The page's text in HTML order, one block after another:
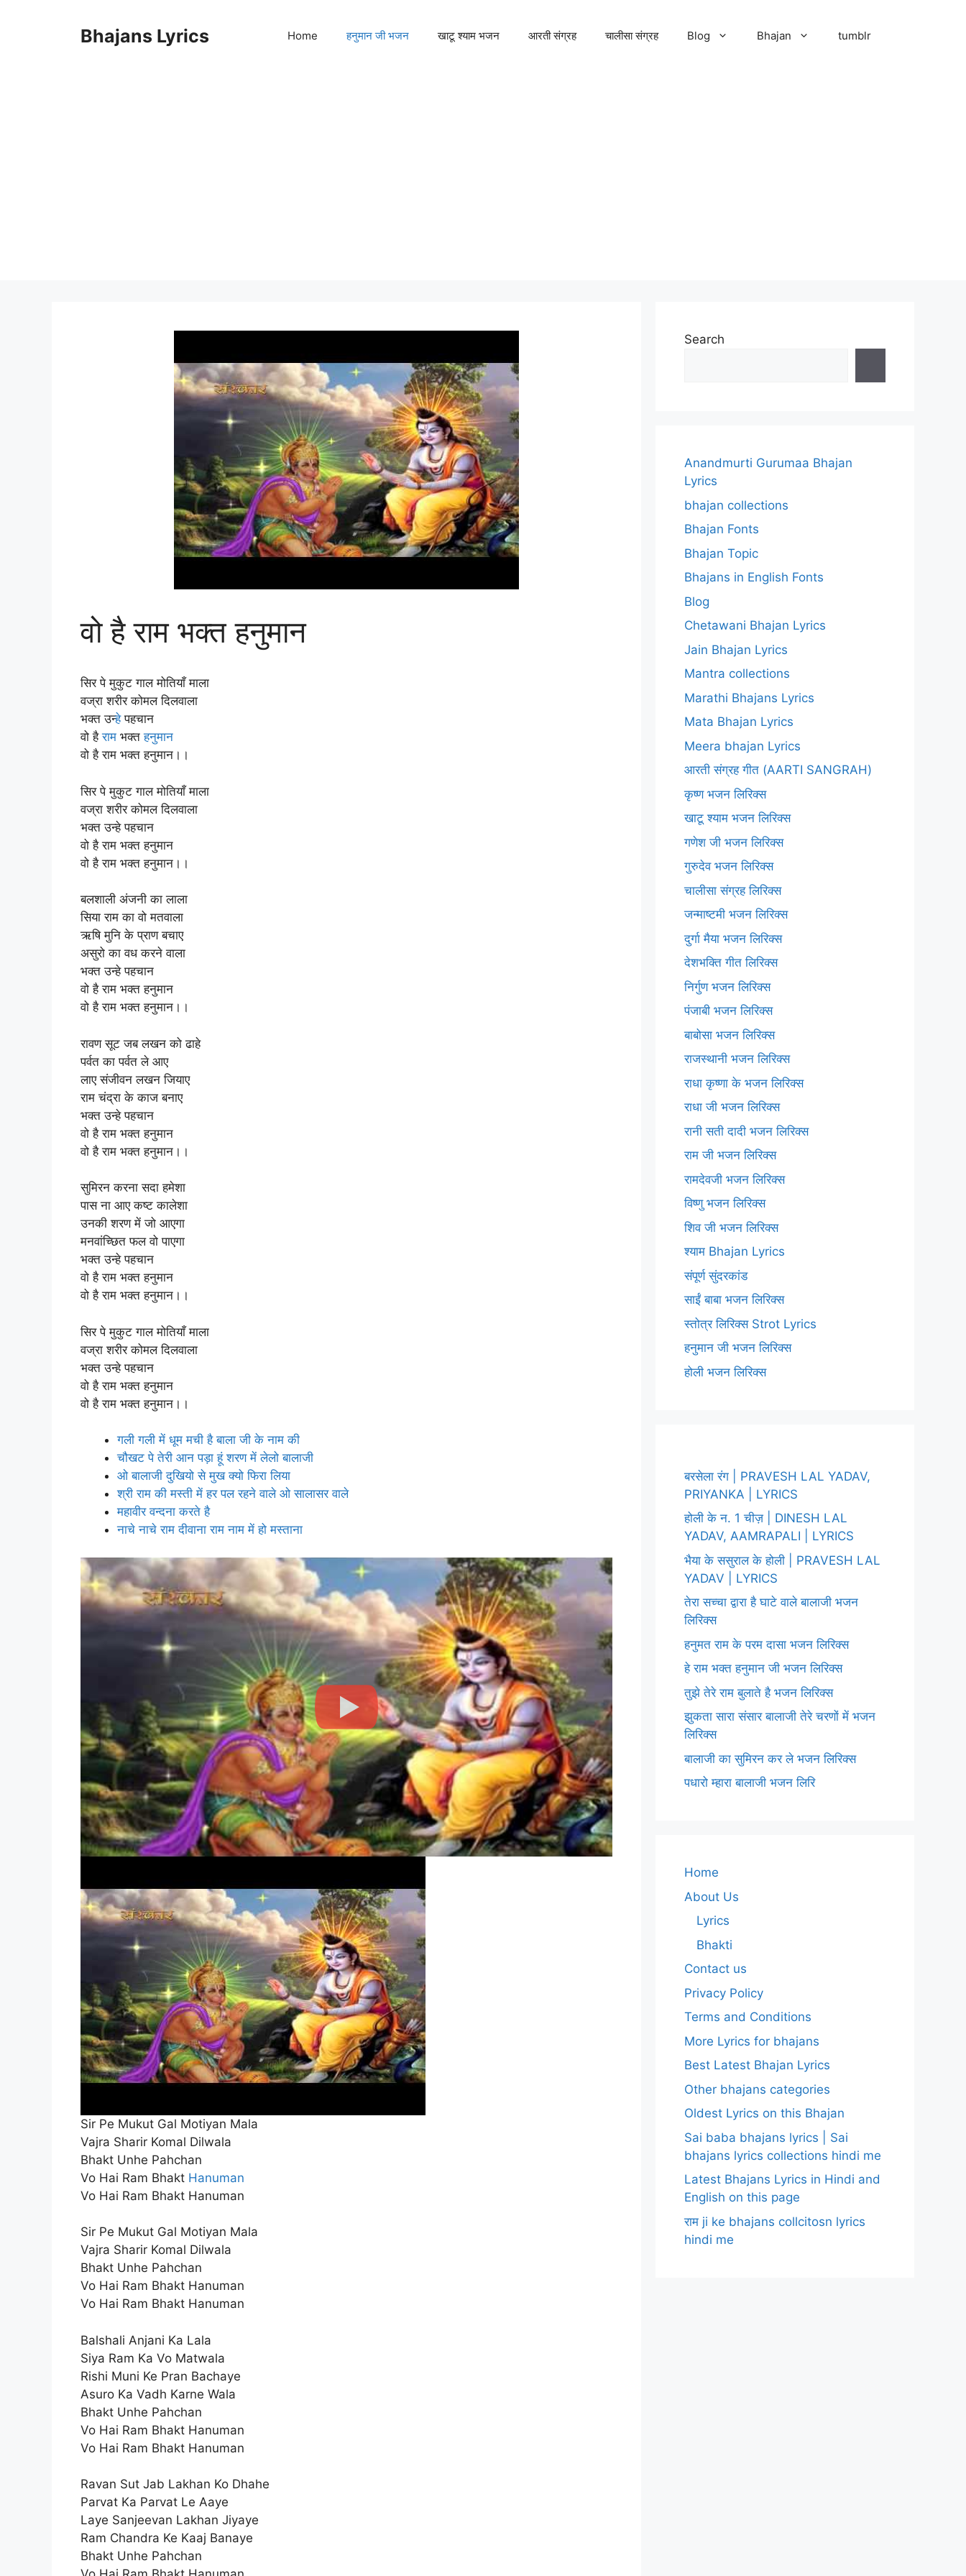
Bhajans Lyrics Home हनुमान जी भजन खाटू श्याम भजन आरती संग्रह चालीसा संग्रह Blog Bhajan tumblr
वो है राम भक्त हनुमान
सिर पे मुकुट गाल मोतियाँ माला
वज्रा शरीर कोमल दिलवाला
भक्त उन्हेपहचान
वो हैराम भक्तहनुमान
वो है राम भक्त हनुमान।।
सिर पे मुकुट गाल मोतियाँ माला
वज्रा शरीर कोमल दिलवाला
भक्त उन्हे पहचान
वो है राम भक्त हनुमान
वो है राम भक्त हनुमान।।
बलशाली अंजनी का लाला
सिया राम का वो मतवाला
ऋषि मुनि के प्राण बचाए
असुरो का वध करने वाला
भक्त उन्हे पहचान
वो है राम भक्त हनुमान
वो है राम भक्त हनुमान।।
रावण सूट जब लखन को ढाहे
पर्वत का पर्वत ले आए
लाए संजीवन लखन जियाए
राम चंद्रा के काज बनाए
भक्त उन्हे पहचान
वो है राम भक्त हनुमान
वो है राम भक्त हनुमान।।
सुमिरन करना सदा हमेशा
पास ना आए कष्ट कालेशा
उनकी शरण में जो आएगा
मनवांच्छित फल वो पाएगा
भक्त उन्हे पहचान
वो है राम भक्त हनुमान
वो है राम भक्त हनुमान।।
सिर पे मुकुट गाल मोतियाँ माला
वज्रा शरीर कोमल दिलवाला
भक्त उन्हे पहचान
वो है राम भक्त हनुमान
वो है राम भक्त हनुमान।।
गली गली में धूम मची है बाला जी के नाम की
चौखट पे तेरी आन पड़ा हूं शरण में लेलो बालाजी
ओ बालाजी दुखियो से मुख क्यो फिरा लिया
श्री राम की मस्ती में हर पल रहने वाले ओ सालासर वाले
महावीर वन्दना करते है
नाचे नाचे राम दीवाना राम नाम में हो मस्ताना
Sir Pe Mukut Gal Motiyan Mala
Vajra Sharir Komal Dilwala
Bhakt Unhe Pahchan
Vo Hai Ram Bhakt Hanuman
Vo Hai Ram Bhakt Hanuman
Sir Pe Mukut Gal Motiyan Mala
Vajra Sharir Komal Dilwala
Bhakt Unhe Pahchan
Vo Hai Ram Bhakt Hanuman
Vo Hai Ram Bhakt Hanuman
Balshali Anjani Ka Lala
Siya Ram Ka Vo Matwala
Rishi Muni Ke Pran Bachaye
Asuro Ka Vadh Karne Wala
Bhakt Unhe Pahchan
Vo Hai Ram Bhakt Hanuman
Vo Hai Ram Bhakt Hanuman
Ravan Sut Jab Lakhan Ko Dhahe
Parvat Ka Parvat Le Aaye
Laye Sanjeevan Lakhan Jiyaye
Ram Chandra Ke Kaaj Banaye
Bhakt Unhe Pahchan
Search
Anandmurti Gurumaa Bhajan
Lyrics
bhajan collections
Bhajan Fonts
Bhajan Topic
Bhajans in English Fonts
Blog
Chetawani Bhajan Lyrics
Jain Bhajan Lyrics
Mantra collections
Marathi Bhajans Lyrics
Mata Bhajan Lyrics
Meera bhajan Lyrics
आरती संग्रह गीत (AARTI SANGRAH)
कृष्ण भजन लिरिक्स
खाटू श्याम भजन लिरिक्स
गणेश जी भजन लिरिक्स
गुरुदेव भजन लिरिक्स
चालीसा संग्रह लिरिक्स
जन्माष्टमी भजन लिरिक्स
दुर्गा मैया भजन लिरिक्स
देशभक्ति गीत लिरिक्स
निर्गुण भजन लिरिक्स
पंजाबी भजन लिरिक्स
बाबोसा भजन लिरिक्स
राजस्थानी भजन लिरिक्स
राधा कृष्णा के भजन लिरिक्स
राधा जी भजन लिरिक्स
रानी सती दादी भजन लिरिक्स
राम जी भजन लिरिक्स
रामदेवजी भजन लिरिक्स
विष्णु भजन लिरिक्स
शिव जी भजन लिरिक्स
श्याम Bhajan Lyrics
संपूर्ण सुंदरकांड
साईं बाबा भजन लिरिक्स
स्तोत्र लिरिक्स Strot Lyrics
हनुमान जी भजन लिरिक्स
होली भजन लिरिक्स
बरसेला रंग | PRAVESH LAL YADAV,
PRIYANKA | LYRICS
होली के न. 1 चीज़ | DINESH LAL
YADAV, AAMRAPALI | LYRICS
भैया के ससुराल के होली | PRAVESH LAL
YADAV | LYRICS
तेरा सच्चा द्वारा है घाटे वाले बालाजी भजन
लिरिक्स
हनुमत राम के परम दासा भजन लिरिक्स
हे राम भक्त हनुमान जी भजन लिरिक्स
तुझे तेरे राम बुलाते है भजन लिरिक्स
झुकता सारा संसार बालाजी तेरे चरणों में भजन
लिरिक्स
बालाजी का सुमिरन कर ले भजन लिरिक्स
पधारो म्हारा बालाजी भजन लिरि
Home
About Us
Lyrics
Bhakti
Contact us
Privacy Policy
Terms and Conditions
More Lyrics for bhajans
Best Latest Bhajan Lyrics
Other bhajans categories
Oldest Lyrics on this Bhajan
Sai baba bhajans lyrics | Sai
bhajans lyrics collections hindi me
Latest Bhajans Lyrics in Hindi and
English on this page
राम ji ke bhajans collcitosn lyrics
hindi me